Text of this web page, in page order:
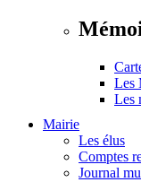
Les
Les
Mairie
Les élus
Comptes
Journal